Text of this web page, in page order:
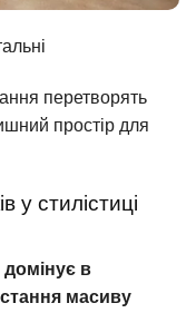
перетворять
простір для
у стилістиці
домінує в
масиву